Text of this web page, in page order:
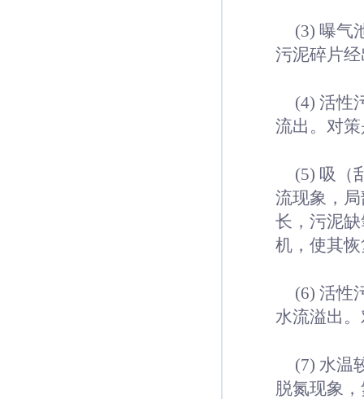
(3) 曝气
污泥碎片
(4) 活性
流出。对
(5) 吸（
流现象，
长，污泥
机，使其
(6) 活性
水流溢出
(7) 水温
脱氮现象